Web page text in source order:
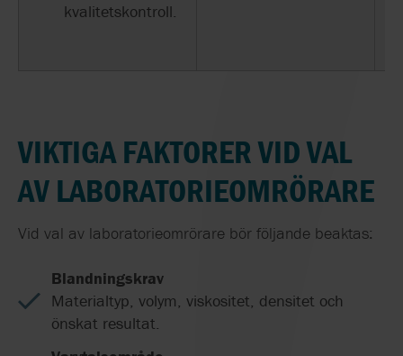
kvalitetskontroll.
VIKTIGA FAKTORER VID VAL
AV LABORATORIEOMRÖRARE
Vid val av laboratorieomrörare bör följande beaktas:
Blandningskrav
Materialtyp, volym, viskositet, densitet och
önskat resultat.